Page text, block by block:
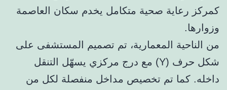
كمركز رعاية صحية متكامل يخدم سكان العاصمة
وزوارها.
من الناحية المعمارية، تم تصميم المستشفى على
شكل حرف (Y) مع درج مركزي يسهّل التنقل
داخله. كما تم تخصيص مداخل منفصلة لكل من